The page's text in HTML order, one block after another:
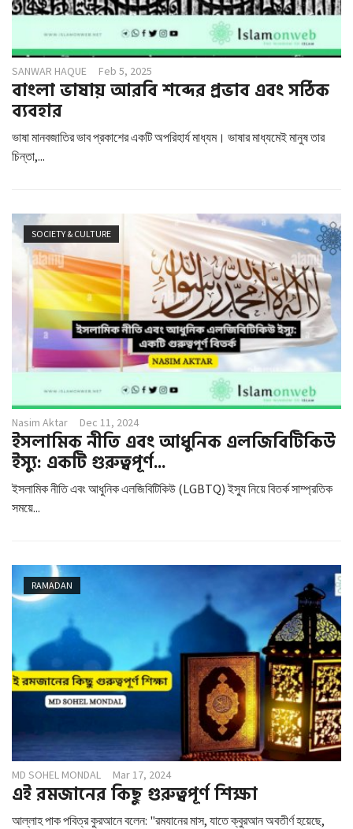
SANWAR HAQUE Feb 5, 2025
বাংলা ভাষায় আরবি শব্দের প্রভাব এবং সঠিক
ব্যবহার
ভাষা মানবজাতির ভাব প্রকাশের একটি অপরিহার্য মাধ্যম। ভাষার মাধ্যমেই মানুষ তার
চিন্তা,...
SOCIETY & CULTURE
Nasim Aktar Dec 11, 2024
ইসলামিক নীতি এবং আধুনিক এলজিবিটিকিউ
ইস্যু: একটি গুরুত্বপূর্ণ...
ইসলামিক নীতি এবং আধুনিক এলজিবিটিকিউ (LGBTQ) ইস্যু নিয়ে বিতর্ক সাম্প্রতিক
সময়ে...
RAMADAN
MD SOHEL MONDAL Mar 17, 2024
এই রমজানের কিছু গুরুত্বপূর্ণ শিক্ষা
আল্লাহ পাক পবিত্র কুরআনে বলেন: "রমযানের মাস, যাতে ক্বুরআন অবতীর্ণ হয়েছে,